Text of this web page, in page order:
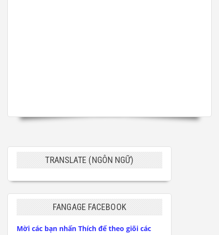
TRANSLATE (NGÔN NGỮ)
FANGAGE FACEBOOK
Mời các bạn nhấn Thích để theo giõi các